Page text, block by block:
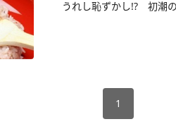
うれし恥ずかし!? 初潮
1